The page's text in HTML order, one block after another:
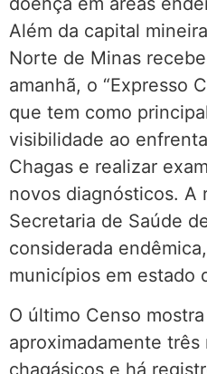
Além da capital
Norte de Minas
amanhã, o “Expresso
que tem como
visibilidade ao
Chagas e realizar
novos diagnósticos. A
Secretaria de Saúde
considerada
municípios em estado
O último Censo
aproximadamente três